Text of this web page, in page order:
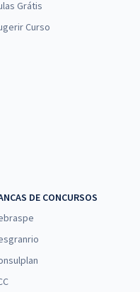
Grátis
Curso
DE CONCURSOS